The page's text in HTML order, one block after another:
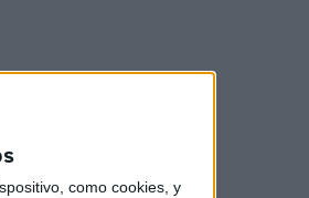
como cookies, y